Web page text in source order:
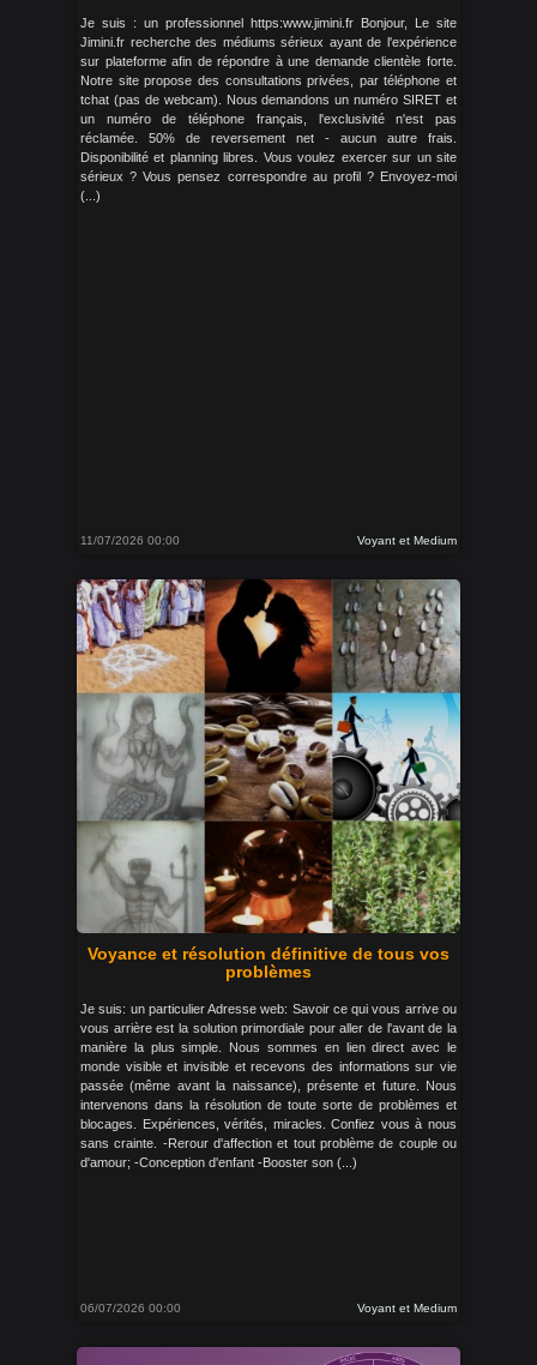
Je suis : un professionnel https:www.jimini.fr Bonjour, Le site
Jimini.fr recherche des médiums sérieux ayant de l'expérience
sur plateforme afin de répondre à une demande clientèle forte.
Notre site propose des consultations privées, par téléphone et
tchat (pas de webcam). Nous demandons un numéro SIRET et
un numéro de téléphone français, l'exclusivité n'est pas
réclamée. 50% de reversement net - aucun autre frais.
Disponibilité et planning libres. Vous voulez exercer sur un site
sérieux ? Vous pensez correspondre au profil ? Envoyez-moi
(...)
11/07/2026 00:00 Voyant et Medium
Voyance et résolution définitive de tous vos
problèmes
Je suis: un particulier Adresse web: Savoir ce qui vous arrive ou
vous arrière est la solution primordiale pour aller de l'avant de la
manière la plus simple. Nous sommes en lien direct avec le
monde visible et invisible et recevons des informations sur vie
passée (même avant la naissance), présente et future. Nous
intervenons dans la résolution de toute sorte de problèmes et
blocages. Expériences, vérités, miracles. Confiez vous à nous
sans crainte. -Rerour d'affection et tout problème de couple ou
d'amour; -Conception d'enfant -Booster son (...)
06/07/2026 00:00 Voyant et Medium